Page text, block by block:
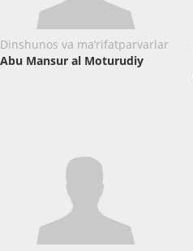
Dinshunos va ma’rifatparvarlar
Abu Mansur al Moturudiy